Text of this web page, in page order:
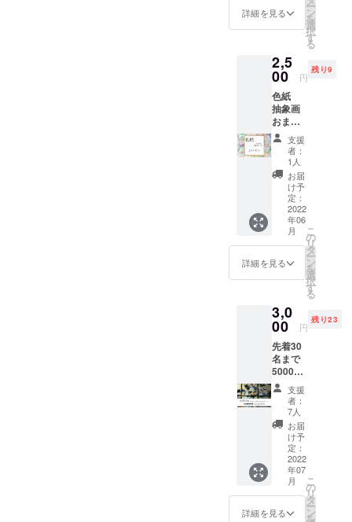
感情や記憶
の奥にあ
揺らぎ”を、
色と形で
そっと表現
すること
が、私の制
作の核に
なっていま
普段は、絵
の制作を中
心に活動し
ながら、時
にも携わっ
ています。
デジタルと
アナログ、
それぞれの
表現を行き
ら、今後も
作品を通し
て心の通う
つながりを
メール
にてお
送りさ
ただき
ます。
配布期
間はク
ラウド
ファン
ディン
グが終
了して
から約5
カ月間
までと
いたし
ます。
制作工
程を
SNSに
ので、
画材選
びから
完成ま
での制
作方法
をお教
えいた
しま
す。
詳細を見る ー
ン
を
選
択
す
る
2,5
00 円
残り9
色紙
抽象画
おまか
せオー
ダー サ
イズ
=24×27.
は水彩
絵の具
または
アクリ
ル絵の
具にな
りま
す。 ※
材は選
べませ
ん。 サ
イズが
小さい
のでど
んな場
所にも
飾れる
世界に
一つの
インテ
リアに
なりま
す。 １
つより
も２つ
支援
者：
1人
お届
け予
定：
2022
年06
月
詳細を見る
こ
の
リ
タ
ー
ン
を
選
択
す
る
3,0
00 円
残り23
先着30
名まで
5000円
のリ
ターン
を3000
円で提
供させ
ていた
だきま
す。 抽
象画
Order「
おまか
支援
者：
7人
お届
け予
定：
2022
年07
月
詳細を見る
こ
の
リ
タ
ー
ン
を